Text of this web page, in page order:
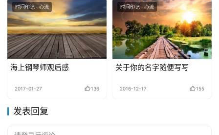
时间印记 · 心流
海上钢琴师观后感
2017-01-27 136
时间印记 · 心流
关于你的名字随便写写
2016-12-17 155
发表回复